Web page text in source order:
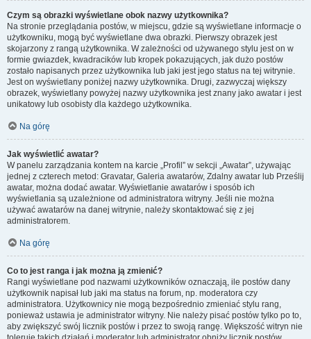
Czym są obrazki wyświetlane obok nazwy użytkownika?
Na stronie przeglądania postów, w miejscu, gdzie są wyświetlane informacje o
użytkowniku, mogą być wyświetlane dwa obrazki. Pierwszy obrazek jest
skojarzony z rangą użytkownika. W zależności od używanego stylu jest on w
formie gwiazdek, kwadracików lub kropek pokazujących, jak dużo postów
zostało napisanych przez użytkownika lub jaki jest jego status na tej witrynie.
Jest on wyświetlany poniżej nazwy użytkownika. Drugi, zazwyczaj większy
obrazek, wyświetlany powyżej nazwy użytkownika jest znany jako awatar i jest
unikatowy lub osobisty dla każdego użytkownika.
Na górę
Jak wyświetlić awatar?
W panelu zarządzania kontem na karcie „Profil” w sekcji „Awatar”, używając
jednej z czterech metod: Gravatar, Galeria awatarów, Zdalny awatar lub Prześlij
awatar, można dodać awatar. Wyświetlanie awatarów i sposób ich
wyświetlania są uzależnione od administratora witryny. Jeśli nie można
używać awatarów na danej witrynie, należy skontaktować się z jej
administratorem.
Na górę
Co to jest ranga i jak można ją zmienić?
Rangi wyświetlane pod nazwami użytkowników oznaczają, ile postów dany
użytkownik napisał lub jaki ma status na forum, np. moderatora czy
administratora. Użytkownicy nie mogą bezpośrednio zmieniać stylu rang,
ponieważ ustawia je administrator witryny. Nie należy pisać postów tylko po to,
aby zwiększyć swój licznik postów i przez to swoją rangę. Większość witryn nie